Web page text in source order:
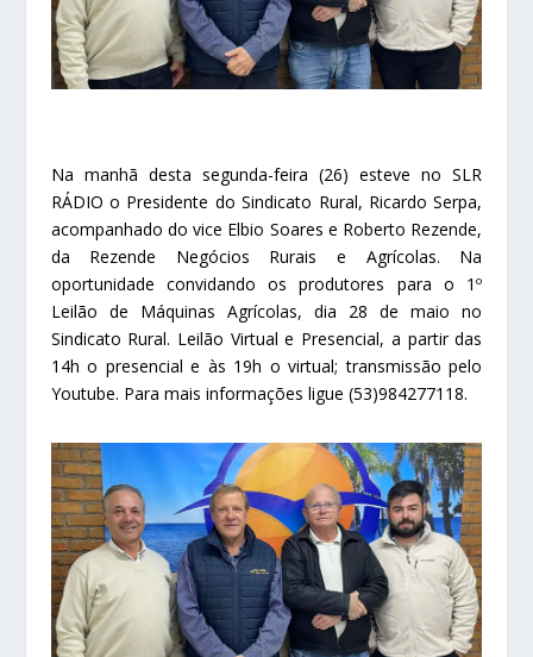
Na manhã desta segunda-feira (26) esteve no SLR
RÁDIO o Presidente do Sindicato Rural, Ricardo Serpa,
acompanhado do vice Elbio Soares e Roberto Rezende,
da Rezende Negócios Rurais e Agrícolas. Na
oportunidade convidando os produtores para o 1º
Leilão de Máquinas Agrícolas, dia 28 de maio no
Sindicato Rural. Leilão Virtual e Presencial, a partir das
14h o presencial e às 19h o virtual; transmissão pelo
Youtube. Para mais informações ligue (53)984277118.